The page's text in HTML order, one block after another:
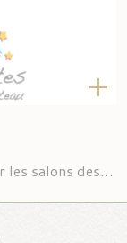
N'hésitez pas à venir nous rencontrer sur les salons des vins